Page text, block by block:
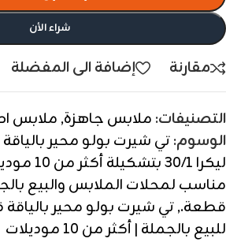
شراء الأن
مقارنة إضافة الى المفضلة
التصنيفات: ملابس جاهزة, ملابس
الوسوم:تي شيرت بولو محير
ليكرا 30/1
قطعة.,تي شيرت بولو محير
للبيع بالجملة | أكثر من 10 موديلات